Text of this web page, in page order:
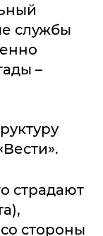
службы
–
страдают
стороны